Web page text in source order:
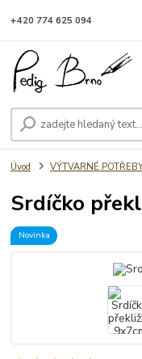
+420 774 625 094
Úvod VÝTVARNÉ
Srdíčko
Novinka